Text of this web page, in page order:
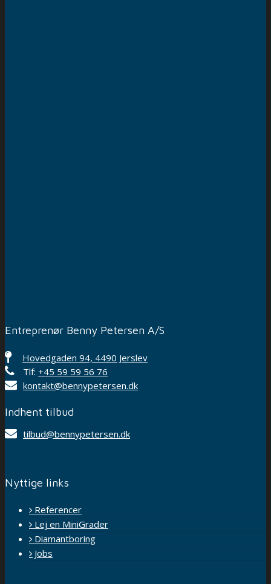
Entreprenør Benny Petersen A/S
Hovedgaden 94, 4490 Jerslev
Tlf: +45 59 59 56 76
kontakt@bennypetersen.dk
Indhent tilbud
tilbud@bennypetersen.dk
Nyttige links
Referencer
Lej en MiniGrader
Diamantboring
Jobs